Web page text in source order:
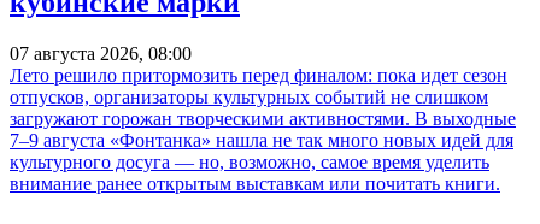
07 августа 2026, 08:00
Лето решило притормозить перед финалом: пока идет сезон
отпусков, организаторы культурных событий не слишком
загружают горожан творческими активностями. В выходные
7–9 августа «Фонтанка» нашла не так много новых идей для
культурного досуга — но, возможно, самое время уделить
внимание ранее открытым выставкам или почитать книги.